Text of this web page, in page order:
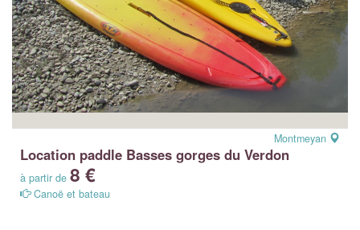
Montmeyan
Location paddle Basses gorges du Verdon
à partir de 8 €
Canoë et bateau